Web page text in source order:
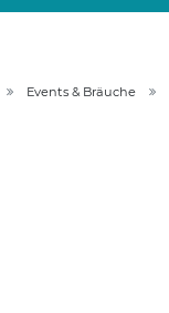
Events & Bräuche